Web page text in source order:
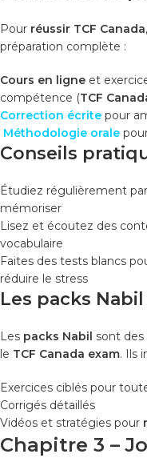
Pour réussir TCF Canada
préparation complète :
Cours en ligne et
compétence (TCF
Correction écrite pour
Méthodologie orale
Conseils
Étudiez régulièrement
mémoriser
Lisez et écoutez des
vocabulaire
Faites des tests blancs
réduire le stress
Les packs Nabil
Les packs Nabil sont
le TCF Canada exam. Ils
Exercices ciblés pour
Corrigés détaillés
Vidéos et stratégies pour
Chapitre 3 –